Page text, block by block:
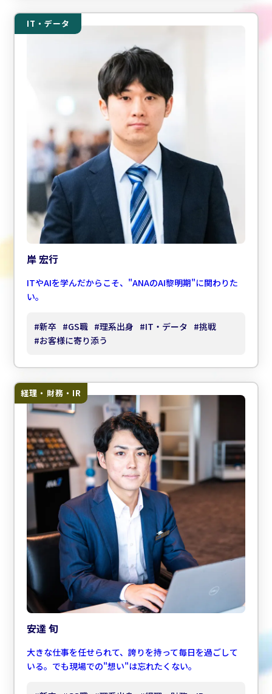
IT・データ
岸 宏行
ITやAIを学んだからこそ、"ANAのAI黎明期"に関わりた
い。
#新卒 #GS職 #理系出身 #IT・データ #挑戦
#お客様に寄り添う
経理・財務・IR
安達 旬
大きな仕事を任せられて、誇りを持って毎日を過ごして
いる。でも現場での"想い"は忘れたくない。